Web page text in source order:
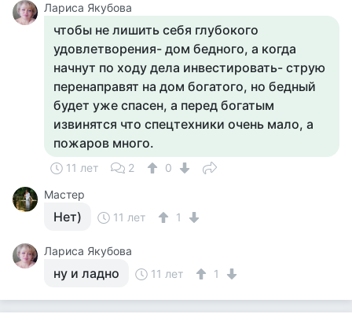
Лариса Якубова
чтобы не лишить себя глубокого
удовлетворения- дом бедного, а когда
начнут по ходу дела инвестировать- струю
перенаправят на дом богатого, но бедный
будет уже спасен, а перед богатым
извинятся что спецтехники очень мало, а
пожаров много.
11 лет 2
0
Мастер
Нет) 11 лет 1
Лариса Якубова
ну и ладно 11 лет 1